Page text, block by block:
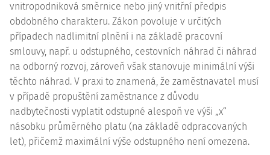
vnitropodniková směrnice nebo jiný vnitřní předpis
obdobného charakteru. Zákon povoluje v určitých
případech nadlimitní plnění i na základě pracovní
smlouvy, např. u odstupného, cestovních náhrad či náhrad
na odborný rozvoj, zároveň však stanovuje minimální výši
těchto náhrad. V praxi to znamená, že zaměstnavatel musí
v případě propuštění zaměstnance z důvodu
nadbytečnosti vyplatit odstupné alespoň ve výši „x“
násobku průměrného platu (na základě odpracovaných
let), přičemž maximální výše odstupného není omezena.